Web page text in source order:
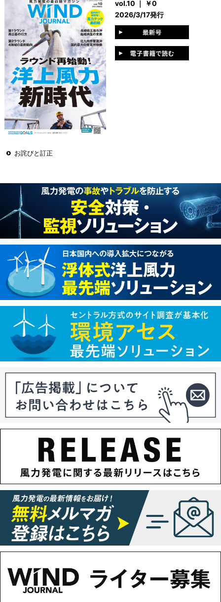
vol.10 ｜ ￥0
2026/3/17発行
お詫びと訂正